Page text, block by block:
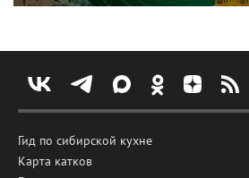
Гид по сибирской кухне
Карта катков